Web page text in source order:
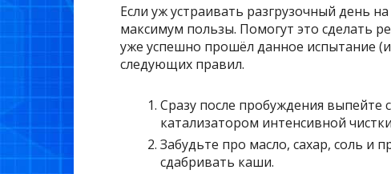
Если уж устраивать разгрузочный день
максимум пользы. Помогут это сделать
уже успешно прошёл данное испытание
следующих правил.
Сразу после пробуждения выпейте
катализатором интенсивной
Забудьте про масло, сахар, соль
сдабривать каши.